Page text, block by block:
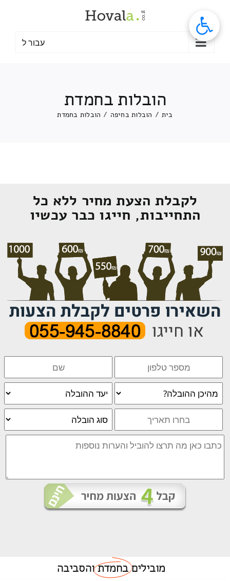
עבור ל
הובלות בחמדת
בית / הובלות בחיפה / הובלות בחמדת
לקבלת הצעת מחיר ללא כל
התחייבות, חייגו כבר עכשיו
מוביליםבחמדתוהסביבה